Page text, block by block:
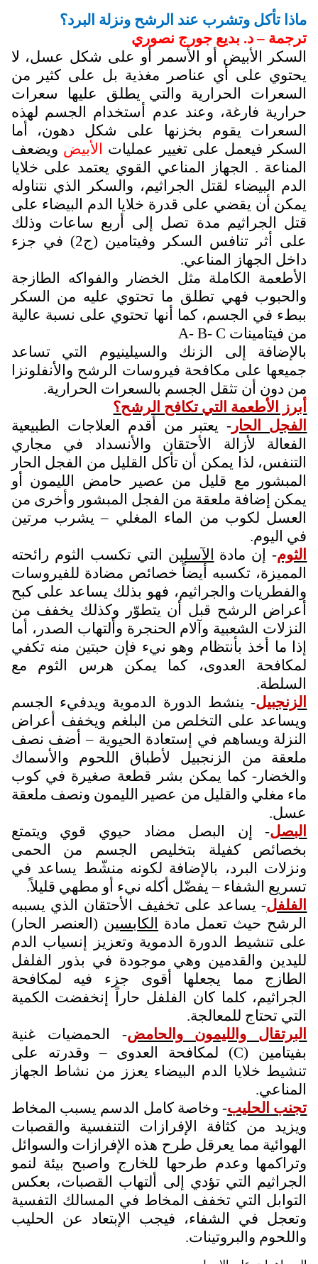
ماذا تأكل وتشرب عند الرشح ونزلة البرد؟
ترجمة – د. بديع جورج نصوري
السكر الأبيض أو الأسمر أو على شكل عسل، لا
يحتوي على أي عناصر مغذية بل على كثير من
السعرات الحرارية والتي يطلق عليها سعرات
حرارية فارغة، وعند عدم أستخدام الجسم لهذه
السعرات يقوم بخزنها على شكل دهون، أما
السكر فيعمل على تغيير عمليات
الأبيض ويضعف
المناعة . الجهاز المناعي القوي يعتمد على خلايا
الدم البيضاء لقتل الجراثيم، والسكر الذي نتناوله
يمكن أن يقضي على قدرة خلايا الدم البيضاء على
قتل الجراثيم مدة تصل إلى أربع ساعات وذلك
على أثر تنافس السكر وفيتامين (ج2) في جزء
داخل الجهاز المناعي.
الأطعمة الكاملة مثل الخضار والفواكه الطازجة
والحبوب فهي تطلق ما تحتوي عليه من السكر
ببطء في الجسم، كما أنها تحتوي على نسبة عالية
من فيتامينات A- B- C
بالإضافة إلى الزنك والسيلينيوم التي تساعد
جميعها على مكافحة فيروسات الرشح والأنفلونزا
من دون أن تثقل الجسم بالسعرات الحرارية.
أبرز الأطعمة التي تكافح الرشح؟
الفجل الحار - يعتبر من أقدم العلاجات الطبيعية
الفعالة لأزالة الأحتقان والأنسداد في مجاري
التنفس، لذا يمكن أن تأكل القليل من الفجل الحار
المبشور مع قليل من عصير حامض الليمون أو
يمكن إضافة ملعقة من الفجل المبشور وأخرى من
العسل لكوب من الماء المغلي – يشرب مرتين
في اليوم.
الثوم- إن مادة الآسلين التي تكسب الثوم رائحته
المميزة، تكسبه أيضاً خصائص مضادة للفيروسات
والفطريات والجراثيم، فهو بذلك يساعد على كبح
أعراض الرشح قبل أن يتطوّر وكذلك يخفف من
النزلات الشعبية وآلام الحنجرة وألتهاب الصدر، أما
إذا ما أخذ بأنتظام وهو نيء فإن حبتين منه تكفي
لمكافحة العدوى، كما يمكن هرس الثوم مع
السلطة.
الزنجبيل- ينشط الدورة الدموية ويدفيء الجسم
ويساعد على التخلص من البلغم ويخفف أعراض
النزلة ويساهم في إستعادة الحيوية – أضف نصف
ملعقة من الزنجبيل لأطباق اللحوم والأسماك
والخضار- كما يمكن بشر قطعة صغيرة في كوب
ماء مغلي والقليل من عصير الليمون ونصف ملعقة
عسل.
البصل- إن البصل مضاد حيوي قوي ويتمتع
بخصائص كفيلة بتخليص الجسم من الحمى
ونزلات البرد، بالإضافة لكونه منشّط يساعد في
تسريع الشفاء – يفضّل أكله نيء أو مطهي قليلاً.
الفلفل- يساعد على تخفيف الأحتقان الذي يسببه
الرشح حيث تعمل مادة
الكابسين (العنصر الحار)
على تنشيط الدورة الدموية وتعزيز إنسياب الدم
لليدين والقدمين وهي موجودة في بذور الفلفل
الطازج مما يجعلها أقوى جزء فيه لمكافحة
الجراثيم، كلما كان الفلفل حاراً إنخفضت الكمية
التي تحتاج للمعالجة.
البرتقال والليمون والحامض- الحمضيات غنية
بفيتامين (C) لمكافحة العدوى – وقدرته على
تنشيط خلايا الدم البيضاء يعزز من نشاط الجهاز
المناعي.
تجنب الحليب- وخاصة كامل الدسم يسبب المخاط
ويزيد من كثافة الإفرازات التنفسية والقصبات
الهوائية مما يعرقل طرح هذه الإفرازات والسوائل
وتراكمها وعدم طرحها للخارج واصبح بيئة لنمو
الجراثيم التي تؤدي إلى ألتهاب القصبات، بعكس
التوابل التي تخفف المخاط في المسالك التفسية
وتعجل في الشفاء، فيجب الإبتعاد عن الحليب
واللحوم والبروتينات.